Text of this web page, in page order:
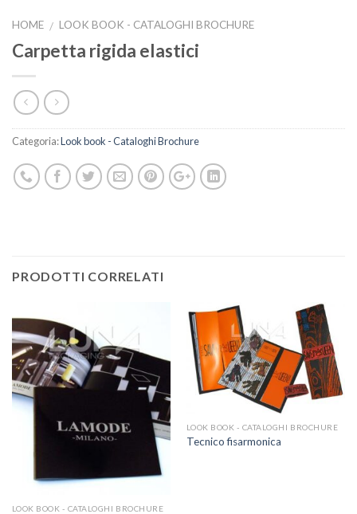
HOME / LOOK BOOK - CATALOGHI BROCHURE
Carpetta rigida elastici
Categoria:Look book - Cataloghi Brochure
PRODOTTI CORRELATI
LOOK BOOK - CATALOGHI BROCHURE
LOOK BOOK - CATALOGHI BROCHURE
Tecnico fisarmonica